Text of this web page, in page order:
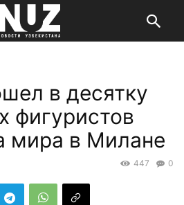
в десятку
фигуристов
мира в Милане
0
447